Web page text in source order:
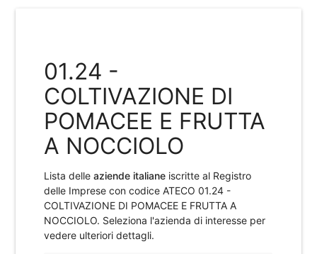
01.24 -
COLTIVAZIONE DI
POMACEE E FRUTTA
A NOCCIOLO
Lista delleaziende italiane iscritte al Registro
delle Imprese con codice ATECO01.24 -
COLTIVAZIONE DI POMACEE E FRUTTA A
NOCCIOLO. Seleziona l'azienda di interesse per
vedere ulteriori dettagli.